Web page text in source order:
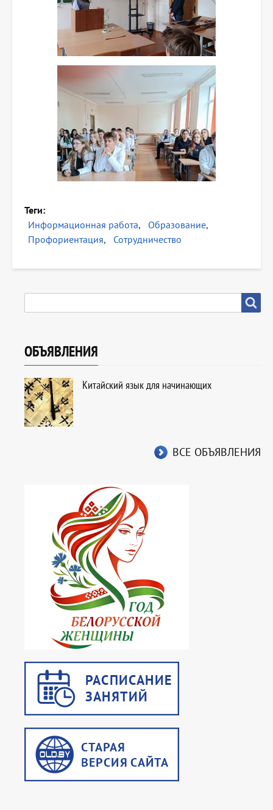
Теги
Информационная работа
Образование
Профориентация
Сотрудничество
ОБЪЯВЛЕНИЯ
Китайский язык для начинающих
ВСЕ ОБЪЯВЛЕНИЯ